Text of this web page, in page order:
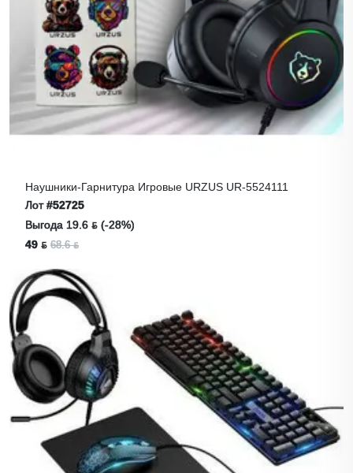
Наушники-Гарнитура Игровые URZUS UR-5524111
Лот#52725
Выгода 19.6 ƃ (-28%)
49 ƃ 68.6 ƃ